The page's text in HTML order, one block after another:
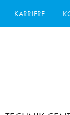
KARRIERE